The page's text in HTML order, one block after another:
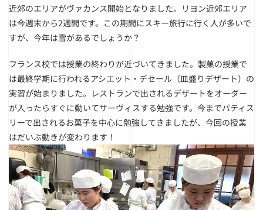
近郊のエリアがヴァカンス開始となりました。リヨン近郊エリア
は今週末から2週間です。この期間にスキー旅行に行く人が多いで
すが、今年は雪があるでしょうか？
フランス校では授業の終わりが近づいてきました。製菓の授業で
は最終学期に行われるアシエット・デセール（皿盛りデザート）の
実習が始まりました。レストランで出されるデザートをオーダー
が入ったらすぐに動いてサーヴィスする勉強です。今までパティス
リーで出されるお菓子を中心に勉強してきましたが、今回の授業
はだいぶ動きが変わります！